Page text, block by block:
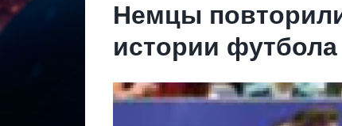
Немцы
истории футбола